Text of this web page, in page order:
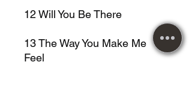
12 Will You Be There
13The Way You Make Me
Feel